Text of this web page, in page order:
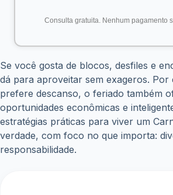
Consulta gratuita. Nenhum pagamento
Se você gosta de blocos, desfiles e
dá para aproveitar sem exageros. Por
prefere descanso, o feriado também
oportunidades econômicas e
estratégias práticas para viver um
verdade, com foco no que importa:
responsabilidade.